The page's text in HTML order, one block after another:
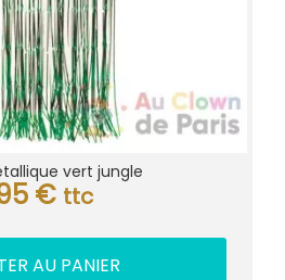
vert jungle
€ ttc
AU PANIER